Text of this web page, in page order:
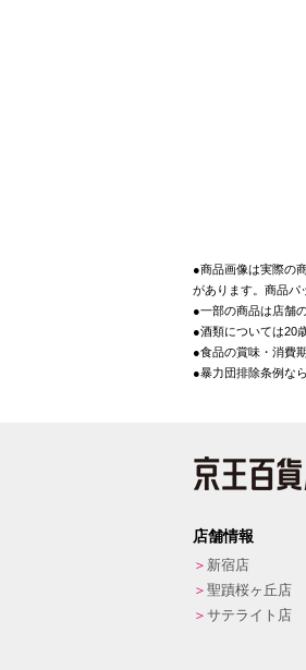
●商品画像は実際の
があります。商品パ
●一部の商品は店舗
●酒類については20
●食品の賞味・消費
●暴力団排除条例な
店舗情報
新宿店
聖蹟桜ヶ丘店
サテライト店